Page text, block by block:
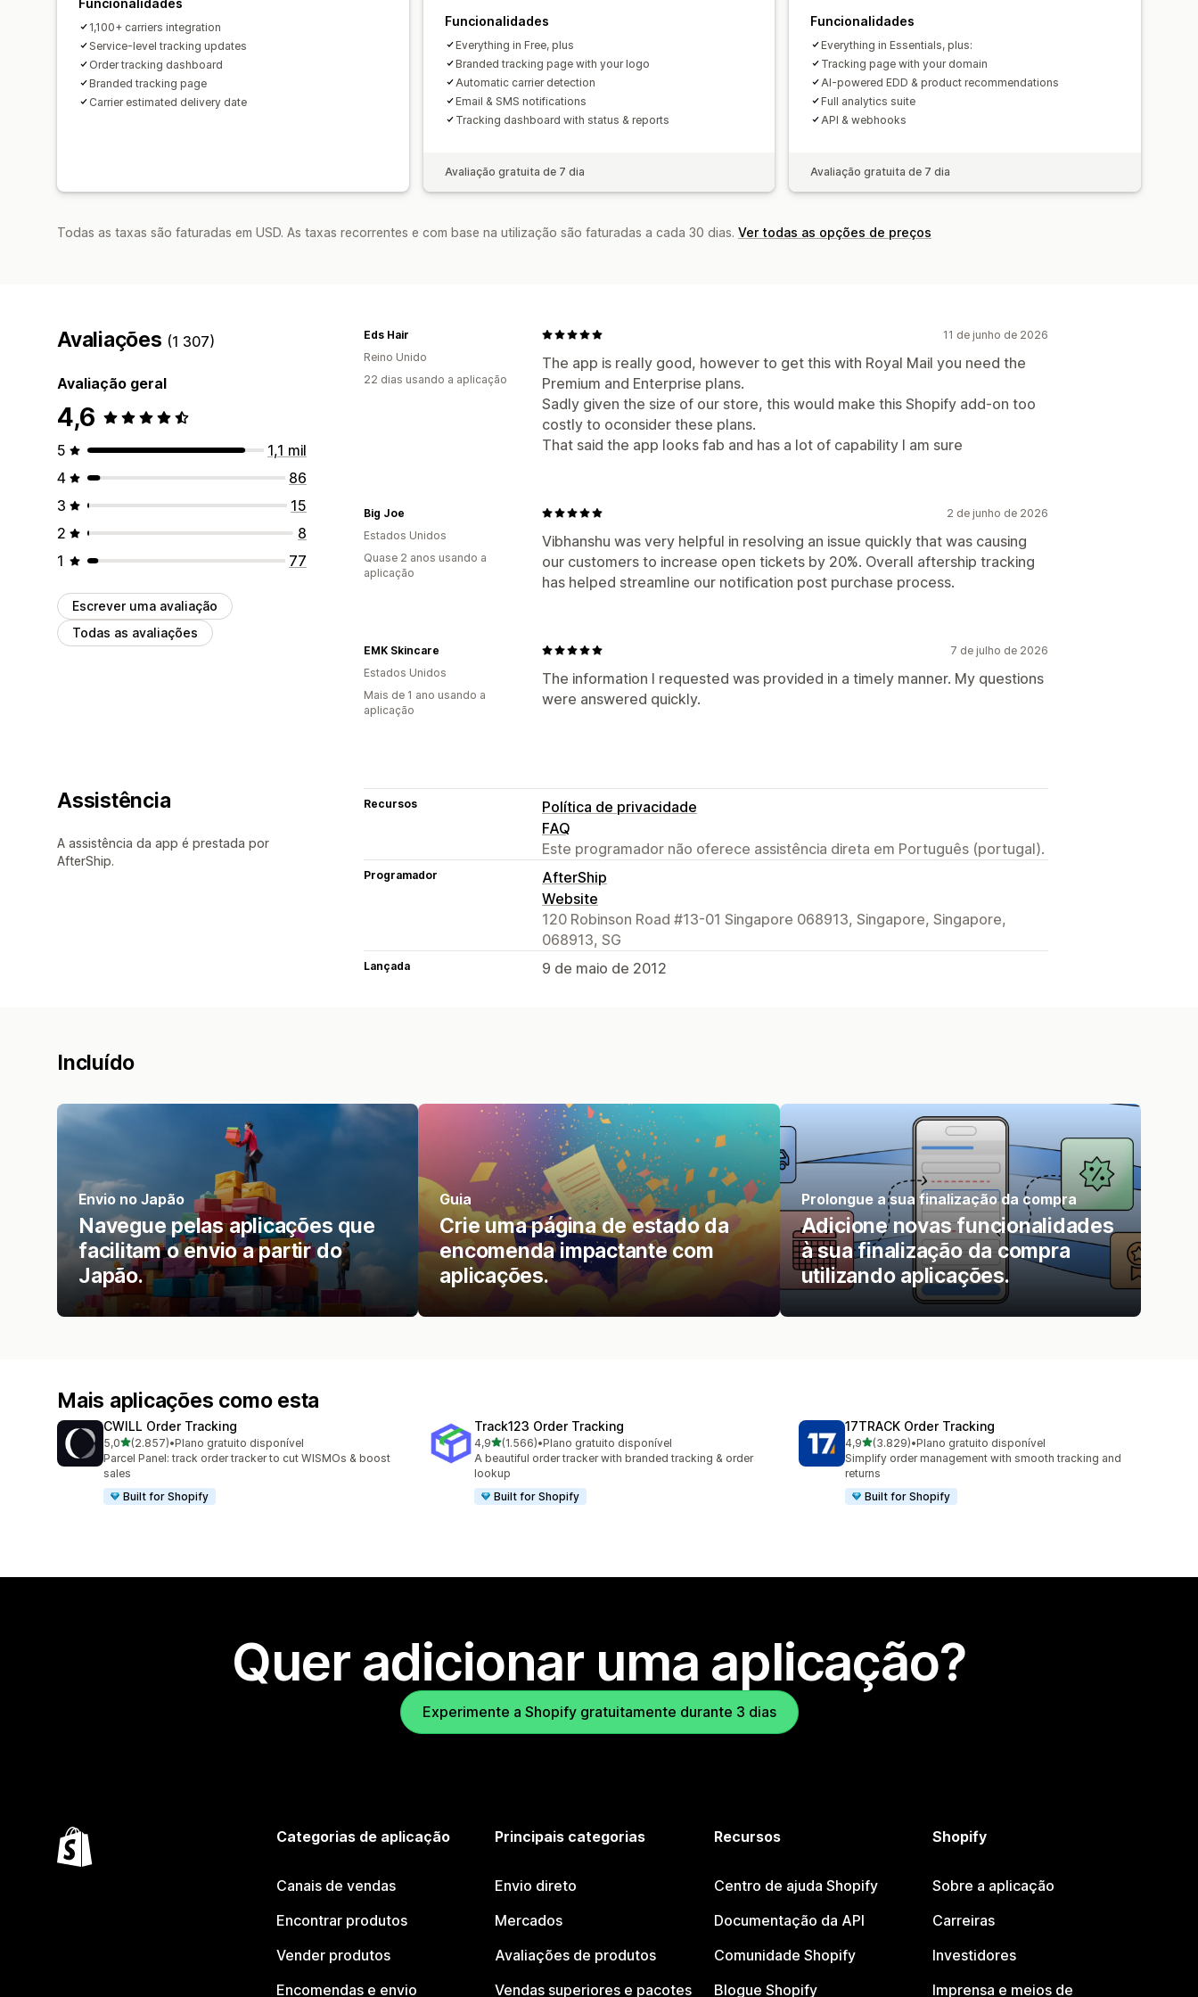
1,100+ carriers integration
Service-level tracking updates
Order tracking dashboard
Branded tracking page
Carrier estimated delivery date
Funcionalidades
Everything in Free, plus
Branded tracking page with your logo
Automatic carrier detection
Email & SMS notifications
Tracking dashboard with status & reports
Avaliação gratuita de 7 dia
Funcionalidades
Everything in Essentials, plus:
Tracking page with your domain
AI-powered EDD & product recommendations
Full analytics suite
API & webhooks
Avaliação gratuita de 7 dia
Todas as taxas são faturadas em USD. As taxas recorrentes e com base na utilização são faturadas a cada 30 dias. Ver todas as opções de preços
Avaliações (1 307)
Avaliação geral
4,6
5
1,1 mil
4
86
3
15
2
8
1
77
Escrever uma avaliação
Todas as avaliações
11 de junho de 2026
The app is really good, however to get this with Royal Mail you need the
Premium and Enterprise plans.
Sadly given the size of our store, this would make this Shopify add-on too
costly to oconsider these plans.
That said the app looks fab and has a lot of capability I am sure
Eds Hair
Reino Unido
22 dias usando a aplicação
2 de junho de 2026
Vibhanshu was very helpful in resolving an issue quickly that was causing
our customers to increase open tickets by 20%. Overall aftership tracking
has helped streamline our notification post purchase process.
Big Joe
Estados Unidos
Quase 2 anos usando a
aplicação
7 de julho de 2026
The information I requested was provided in a timely manner. My questions
were answered quickly.
EMK Skincare
Estados Unidos
Mais de 1 ano usando a
aplicação
Assistência
A assistência da app é prestada por
AfterShip.
Recursos
Política de privacidade
FAQ
Este programador não oferece assistência direta em Português (portugal).
Programador
AfterShip
Website
120 Robinson Road #13-01 Singapore 068913, Singapore, Singapore,
068913, SG
Lançada 9 de maio de 2012
Incluído
Envio no Japão
Navegue pelas aplicações que
facilitam o envio a partir do
Japão.
Guia
Crie uma página de estado da
encomenda impactante com
aplicações.
Prolongue a sua finalização da compra
Adicione novas funcionalidades
à sua finalização da compra
utilizando aplicações.
Mais aplicações como esta
CWILL Order Tracking
5,0de 5 estrelas
(2.857)
2857 total de avaliações
•Plano gratuito disponível
Parcel Panel: track order tracker to cut WISMOs & boost
sales
Built for Shopify
Track123 Order Tracking
4,9de 5 estrelas
(1.566)
1566 total de avaliações
•Plano gratuito disponível
A beautiful order tracker with branded tracking & order
lookup
Built for Shopify
17TRACK Order Tracking
4,9de 5 estrelas
(3.829)
3829 total de avaliações
•Plano gratuito disponível
Simplify order management with smooth tracking and
returns
Built for Shopify
Quer adicionar uma aplicação?
Experimente a Shopify gratuitamente durante 3 dias
Categorias de aplicação
Canais de vendas
Encontrar produtos
Vender produtos
Encomendas e envio
Principais categorias
Envio direto
Mercados
Avaliações de produtos
Vendas superiores e pacotes
Recursos
Centro de ajuda Shopify
Documentação da API
Comunidade Shopify
Blogue Shopify
Shopify
Sobre a aplicação
Carreiras
Investidores
Imprensa e meios de